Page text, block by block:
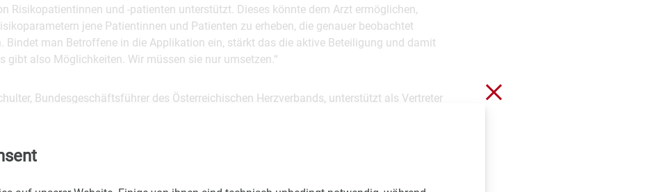
Risikopatientinnen und -patienten unterstützt. Dieses könnte dem Arzt ermöglichen,
jene Patientinnen und Patienten zu erheben, die genauer beobachtet
Bindet man Betroffene in die Applikation ein, stärkt das die aktive Beteiligung und damit
gibt also Möglichkeiten. Wir müssen sie nur umsetzen.“
Bundesgeschäftsführer des Österreichischen Herzverbands, unterstützt als Vertreter
besonders gefährdet ist. Es schmerzt, tagtäglich das menschliche Leid hautnah
ein Herzinfarkt oder Schlaganfall verursacht, und zu wissen, dass dieses Leid eventuell
Schließen ohne zu